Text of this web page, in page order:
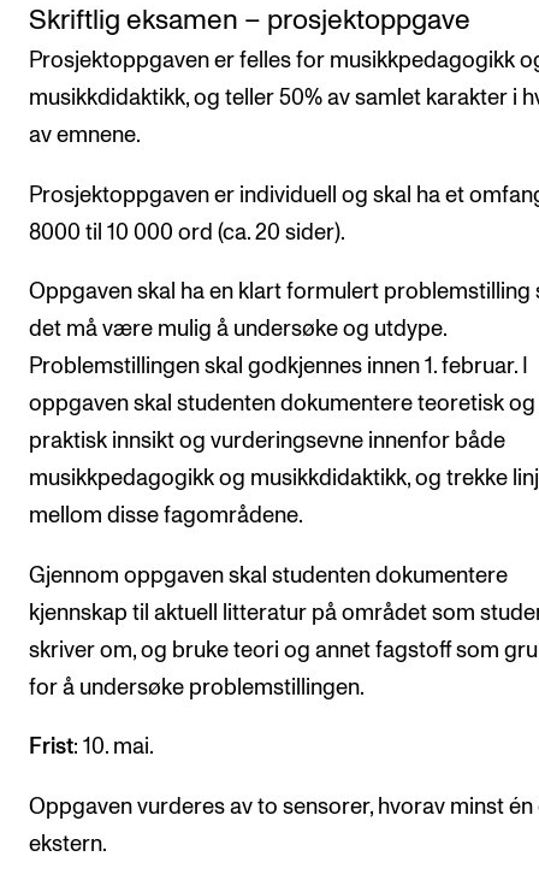
Skriftlig eksamen – prosjektoppgave
Prosjektoppgaven er felles for musikkpedagogikk
musikkdidaktikk, og teller 50% av samlet karakter i
av emnene.
Prosjektoppgaven er individuell og skal ha et
8000 til 10 000 ord (ca. 20 sider).
Oppgaven skal ha en klart formulert problemstilling
det må være mulig å undersøke og utdype.
Problemstillingen skal godkjennes innen 1. februar. I
oppgaven skal studenten dokumentere teoretisk og
praktisk innsikt og vurderingsevne innenfor både
musikkpedagogikk og musikkdidaktikk, og trekke
mellom disse fagområdene.
Gjennom oppgaven skal studenten dokumentere
kjennskap til aktuell litteratur på området som
skriver om, og bruke teori og annet fagstoff som
for å undersøke problemstillingen.
Frist: 10. mai.
Oppgaven vurderes av to sensorer, hvorav minst én
ekstern.